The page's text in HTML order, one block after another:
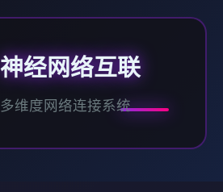
神经网络互联
多维度网络连接系统